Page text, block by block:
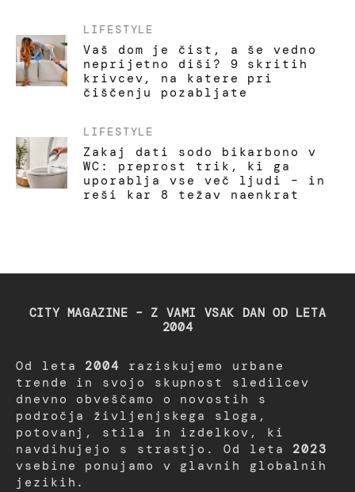
LIFESTYLE
Vaš dom je čist, a še vedno
neprijetno diši? 9 skritih
krivcev, na katere pri
čiščenju pozabljate
LIFESTYLE
Zakaj dati sodo bikarbono v
WC: preprost trik, ki ga
uporablja vse več ljudi – in
reši kar 8 težav naenkrat
CITY MAGAZINE – Z VAMI VSAK DAN OD LETA
2004
Od leta 2004 raziskujemo urbane
trende in svojo skupnost sledilcev
dnevno obveščamo o novostih s
področja življenjskega sloga,
potovanj, stila in izdelkov, ki
navdihujejo s strastjo. Od leta 2023
vsebine ponujamo v glavnih globalnih
jezikih.